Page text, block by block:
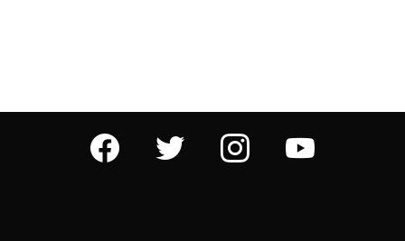
facebook twitter instagram